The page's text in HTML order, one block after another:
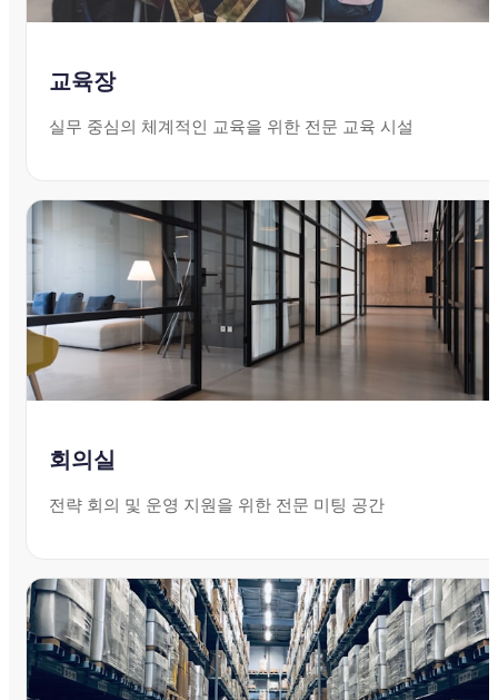
교육장
실무 중심의 체계적인 교육을 위한 전문 교육 시설
회의실
전략 회의 및 운영 지원을 위한 전문 미팅 공간